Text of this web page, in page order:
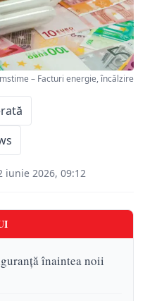
– Facturi energie, încălzire
iunie 2026, 09:12
înaintea noii